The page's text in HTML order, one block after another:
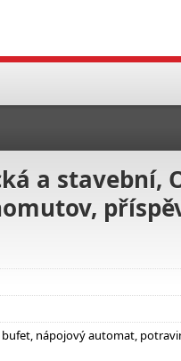
a stavební,
nápojový automat,